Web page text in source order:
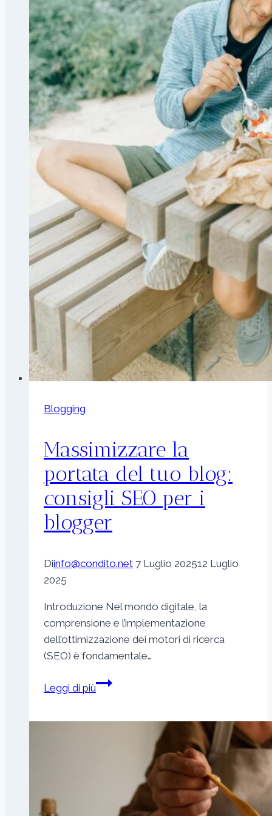
Blogging
Massimizzare la
portata del tuo blog:
consigli SEO per i
blogger
Diinfo@condito.net 7 Luglio 202512 Luglio
2025
Introduzione Nel mondo digitale, la
comprensione e l’implementazione
dell’ottimizzazione dei motori di ricerca
(SEO) è fondamentale…
Leggi di piùMassimizzare